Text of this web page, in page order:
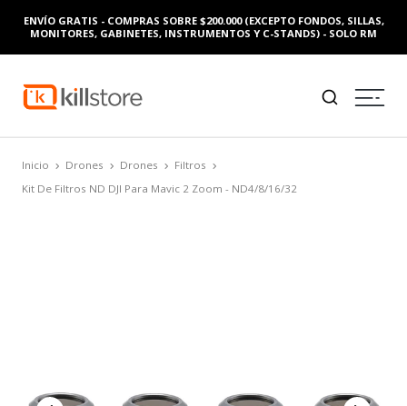
ENVÍO GRATIS - COMPRAS SOBRE $200.000 (EXCEPTO FONDOS, SILLAS,
MONITORES, GABINETES, INSTRUMENTOS Y C-STANDS) - SOLO RM
Inicio Drones Drones
Filtros
Kit De Filtros ND DJI Para Mavic 2 Zoom - ND4/8/16/32